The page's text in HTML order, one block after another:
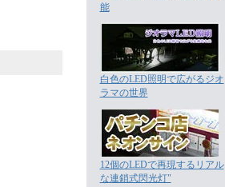
能
白色のLED照明で広がるジオ
ラマの世界
12個のLEDで再現するリアル
な連鎖式閃光灯"